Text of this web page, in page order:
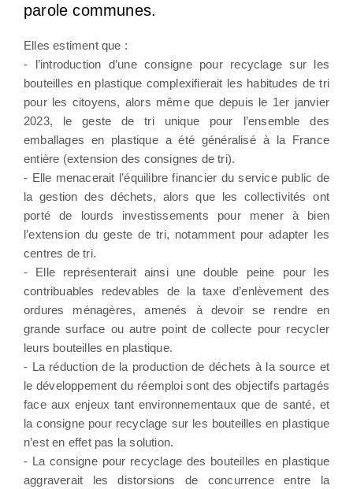
parole communes.
Elles estiment que :
- l’introduction d’une consigne pour recyclage sur les
bouteilles en plastique complexifierait les habitudes de tri
pour les citoyens, alors même que depuis le 1er janvier
2023, le geste de tri unique pour l’ensemble des
emballages en plastique a été généralisé à la France
entière (extension des consignes de tri).
- Elle menacerait l’équilibre financier du service public de
la gestion des déchets, alors que les collectivités ont
porté de lourds investissements pour mener à bien
l’extension du geste de tri, notamment pour adapter les
centres de tri.
- Elle représenterait ainsi une double peine pour les
contribuables redevables de la taxe d’enlèvement des
ordures ménagères, amenés à devoir se rendre en
grande surface ou autre point de collecte pour recycler
leurs bouteilles en plastique.
- La réduction de la production de déchets à la source et
le développement du réemploi sont des objectifs partagés
face aux enjeux tant environnementaux que de santé, et
la consigne pour recyclage sur les bouteilles en plastique
n’est en effet pas la solution.
- La consigne pour recyclage des bouteilles en plastique
aggraverait les distorsions de concurrence entre la